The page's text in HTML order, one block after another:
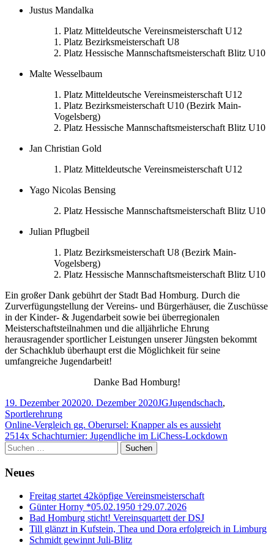
Justus Mandalka
1. Platz Mitteldeutsche Vereinsmeisterschaft U12
1. Platz Bezirksmeisterschaft U8
2. Platz Hessische Mannschaftsmeisterschaft Blitz U10
Malte Wesselbaum
1. Platz Mitteldeutsche Vereinsmeisterschaft U12
1. Platz Bezirksmeisterschaft U10 (Bezirk Main-
Vogelsberg)
2. Platz Hessische Mannschaftsmeisterschaft Blitz U10
Jan Christian Gold
1. Platz Mitteldeutsche Vereinsmeisterschaft U12
Yago Nicolas Bensing
2. Platz Hessische Mannschaftsmeisterschaft Blitz U10
Julian Pflugbeil
1. Platz Bezirksmeisterschaft U8 (Bezirk Main-
Vogelsberg)
2. Platz Hessische Mannschaftsmeisterschaft Blitz U10
Ein großer Dank gebührt der Stadt Bad Homburg. Durch die
Zurverfügungstellung der Vereins- und Bürgerhäuser, die Zuschüsse
in der Kinder- & Jugendarbeit sowie bei überregionalen
Meisterschaftsteilnahmen und die alljährliche Ehrung
herausragender sportlicher Leistungen unserer Jüngsten bekommt
der Schachklub überhaupt erst die Möglichkeit für seine
umfangreiche Jugendarbeit!
Danke Bad Homburg!
Veröffentlicht
am
19. Dezember 202020. Dezember 2020Autor
JGKategorien
Jugendschach,
Sportlerehrung
Beitragsnavigation
Vorheriger
Beitrag:
Online-Vergleich gg. Oberursel: Knapper als es aussieht
Nächster
Beitrag
2514x Schachturnier: Jugendliche im LiChess-Lockdown
Haupt-
Seitenleiste
Suchen
nach:
Neues
Freitag startet 42köpfige Vereinsmeisterschaft
Günter Horny *05.02.1950 †29.07.2026
Bad Homburg sticht! Vereinsquartett der DSJ
Till glänzt in Kufstein, Thea und Dora erfolgreich in Limburg
Schmidt gewinnt Juli-Blitz